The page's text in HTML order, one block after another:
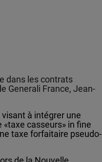
dans les contrats
Generali France, Jean-
à intégrer une
casseurs» in fine
taxe forfaitaire pseudo-